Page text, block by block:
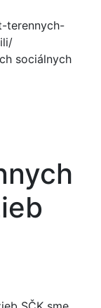
terennych-
fond
Hľadať
sociálnych